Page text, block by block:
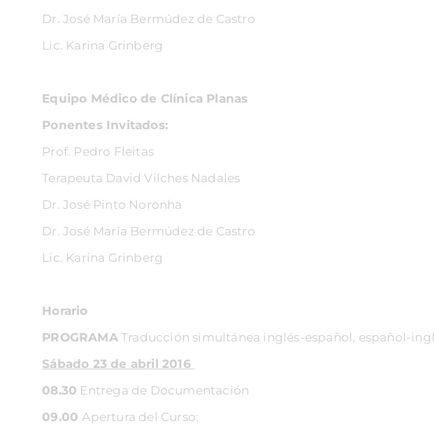
Dr. José María Bermúdez de Castro
Lic. Karina Grinberg
Equipo Médico de Clínica Planas
Ponentes Invitados:
Prof. Pedro Fleitas
Terapeuta David Vilches Nadales
Dr. José Pinto Noronha
Dr. José María Bermúdez de Castro
Lic. Karina Grinberg
Horario
PROGRAMA Traducción simultánea inglés-español, español-
Sábado 23 de abril 2016
08.30 Entrega de Documentación
09.00 Apertura del Curso: